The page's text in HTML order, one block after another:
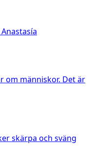
om människor. Det är
skärpa och sväng